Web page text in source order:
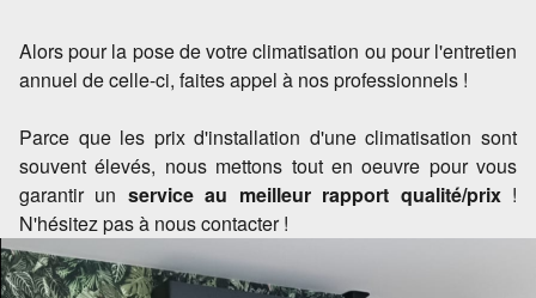
Alors pour la pose de votre climatisation ou pour l'entretien
annuel de celle-ci, faites appel à nos professionnels !
Parce que les prix d'installation d'une climatisation sont
souvent élevés, nous mettons tout en oeuvre pour vous
garantir un service au meilleur rapport qualité/prix!
N'hésitez pas à nous contacter !